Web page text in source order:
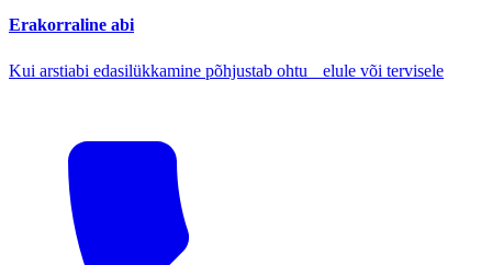
Erakorraline abi
Kui arstiabi edasilükkamine põhjustab ohtu elule või tervisele